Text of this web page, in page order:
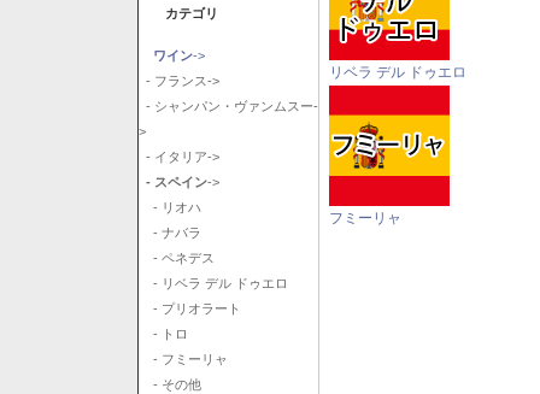
カテゴリ
ワイン->
- フランス->
- シャンパン・ヴァンムスー-
>
- イタリア->
- スペイン->
- リオハ
- ナバラ
- ペネデス
- リベラ デル ドゥエロ
- プリオラート
- トロ
- フミーリャ
- その他
リベラ デル ドゥエロ
フミーリャ